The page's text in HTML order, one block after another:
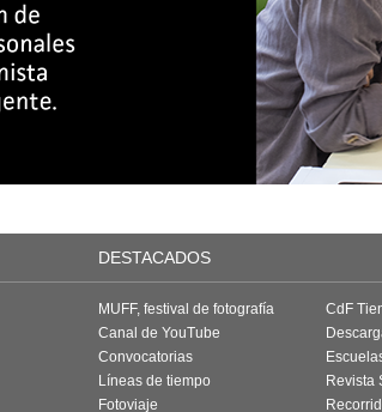
DESTACADOS
MUFF, festival de fotografía
Canal de YouTube
Convocatorias
Líneas de tiempo
Fotoviaje
CdF
Revista